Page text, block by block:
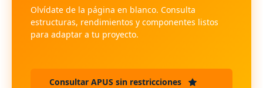
Olvídate de la página en blanco. Consulta
estructuras, rendimientos y componentes listos
para adaptar a tu proyecto.
Consultar APUS sin restricciones